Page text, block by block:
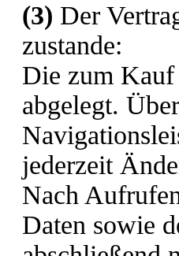
(3) Der
zustande:
Die zum
abgelegt.
jederzeit
Nach
Daten sowie